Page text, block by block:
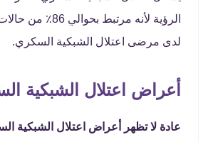
الرؤية لأنه مرتبط بحوالي
لدى مرضى اعتلال الشبكية السكري.
أعراض اعتلال الشبكية
عادة لا تظهر أعراض اعتلال الشبكية